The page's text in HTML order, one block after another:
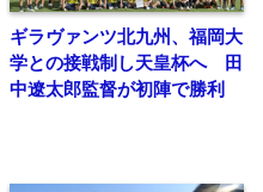
ギラヴァンツ北九州、福岡大
学との接戦制し天皇杯へ 田
中遼太郎監督が初陣で勝利